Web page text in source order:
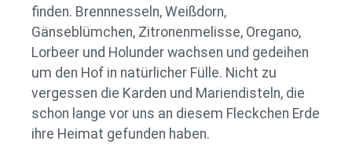
finden. Brennnesseln, Weißdorn,
Gänseblümchen, Zitronenmelisse, Oregano,
Lorbeer und Holunder wachsen und gedeihen
um den Hof in natürlicher Fülle. Nicht zu
vergessen die Karden und Mariendisteln, die
schon lange vor uns an diesem Fleckchen Erde
ihre Heimat gefunden haben.